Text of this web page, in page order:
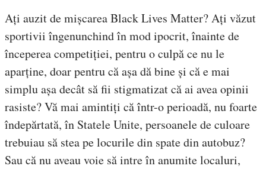
Ați auzit de mișcarea Black Lives Matter? Ați văzut
sportivii îngenunchind în mod ipocrit, înainte de
începerea competiției, pentru o culpă ce nu le
aparține, doar pentru că așa dă bine și că e mai
simplu așa decât să fii stigmatizat că ai avea opinii
rasiste? Vă mai amintiți că într-o perioadă, nu foarte
îndepărtată, în Statele Unite, persoanele de culoare
trebuiau să stea pe locurile din spate din autobuz?
Sau că nu aveau voie să intre în anumite localuri,